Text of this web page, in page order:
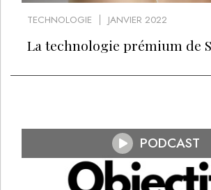
TECHNOLOGIE JANVIER 2022
La technologie prémium de
PODCAST